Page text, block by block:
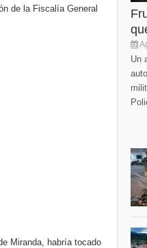
de la Fiscalía General
Miranda, habría tocado
Un